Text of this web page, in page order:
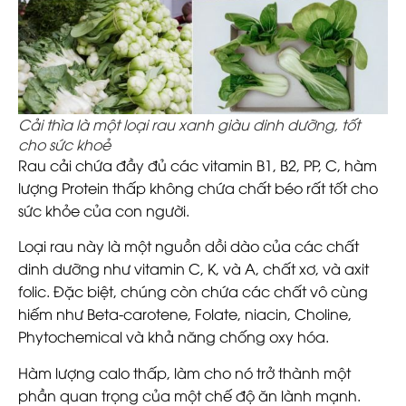
Cải thìa là một loại rau xanh giàu dinh dưỡng, tốt
cho sức khoẻ
Rau cải chứa đầy đủ các vitamin B1, B2, PP, C, hàm
lượng Protein thấp không chứa chất béo rất tốt cho
sức khỏe của con người.
Loại rau này là một nguồn dồi dào của các chất
dinh dưỡng như vitamin C, K, và A, chất xơ, và axit
folic. Đặc biệt, chúng còn chứa các chất vô cùng
hiếm như Beta-carotene, Folate, niacin, Choline,
Phytochemical và khả năng chống oxy hóa.
Hàm lượng calo thấp, làm cho nó trở thành một
phần quan trọng của một chế độ ăn lành mạnh.